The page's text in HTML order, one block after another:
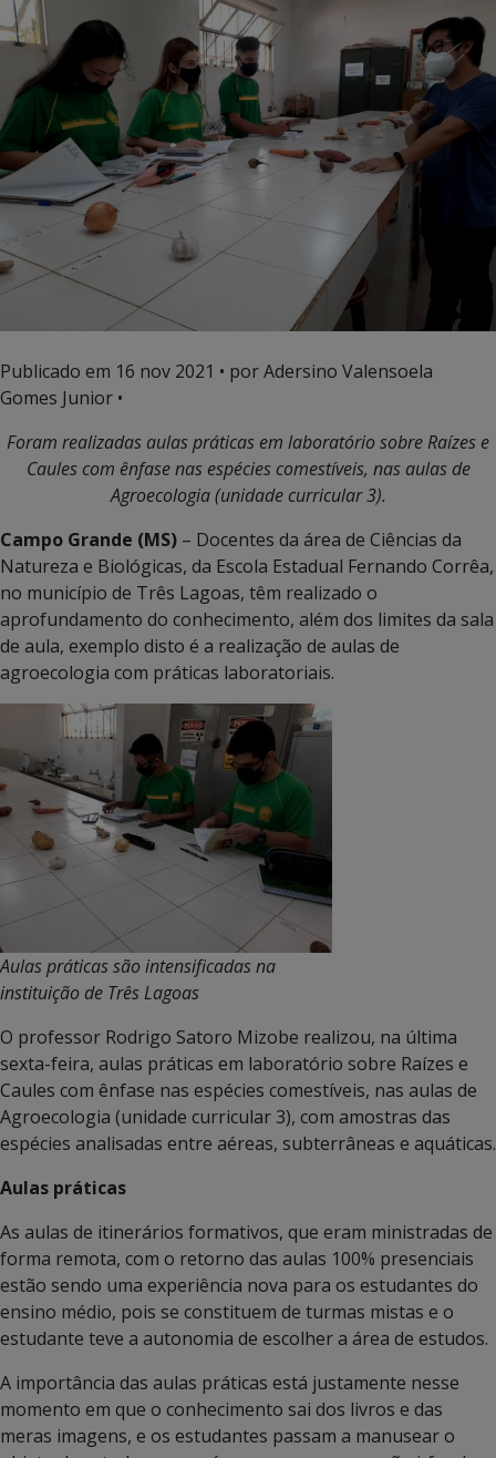
Publicado em 16 nov 2021 • por Adersino Valensoela
Gomes Junior •
Foram realizadas aulas práticas em laboratório sobre Raízes e
Caules com ênfase nas espécies comestíveis, nas aulas de
Agroecologia (unidade curricular 3).
Campo Grande (MS) – Docentes da área de Ciências da
Natureza e Biológicas, da Escola Estadual Fernando Corrêa,
no município de Três Lagoas, têm realizado o
aprofundamento do conhecimento, além dos limites da sala
de aula, exemplo disto é a realização de aulas de
agroecologia com práticas laboratoriais.
Aulas práticas são intensificadas na
instituição de Três Lagoas
O professor Rodrigo Satoro Mizobe realizou, na última
sexta-feira, aulas práticas em laboratório sobre Raízes e
Caules com ênfase nas espécies comestíveis, nas aulas de
Agroecologia (unidade curricular 3), com amostras das
espécies analisadas entre aéreas, subterrâneas e aquáticas.
Aulas práticas
As aulas de itinerários formativos, que eram ministradas de
forma remota, com o retorno das aulas 100% presenciais
estão sendo uma experiência nova para os estudantes do
ensino médio, pois se constituem de turmas mistas e o
estudante teve a autonomia de escolher a área de estudos.
A importância das aulas práticas está justamente nesse
momento em que o conhecimento sai dos livros e das
meras imagens, e os estudantes passam a manusear o